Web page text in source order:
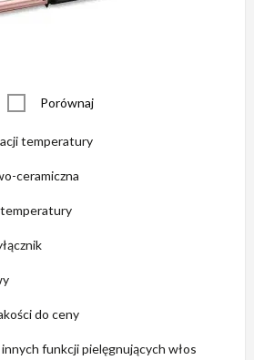
Porównaj
temperatury
ceramiczna
do ceny
funkcji pielęgnujących włos